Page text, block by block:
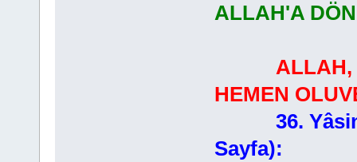
ALLAH'A
ALLAH,
HEMEN
36.
Sayfa):